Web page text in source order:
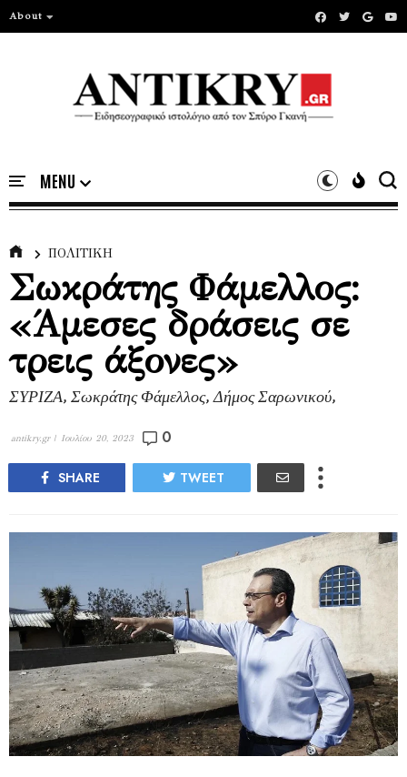
About
ΠΟΛΙΤΙΚΗ
Σωκράτης Φάμελλος:
«Άμεσες δράσεις σε
τρεις άξονες»
ΣΥΡΙΖΑ, Σωκράτης Φάμελλος, Δήμος Σαρωνικού,
antikry.gr | Ιουλίου 20, 2023 0
SHARE TWEET